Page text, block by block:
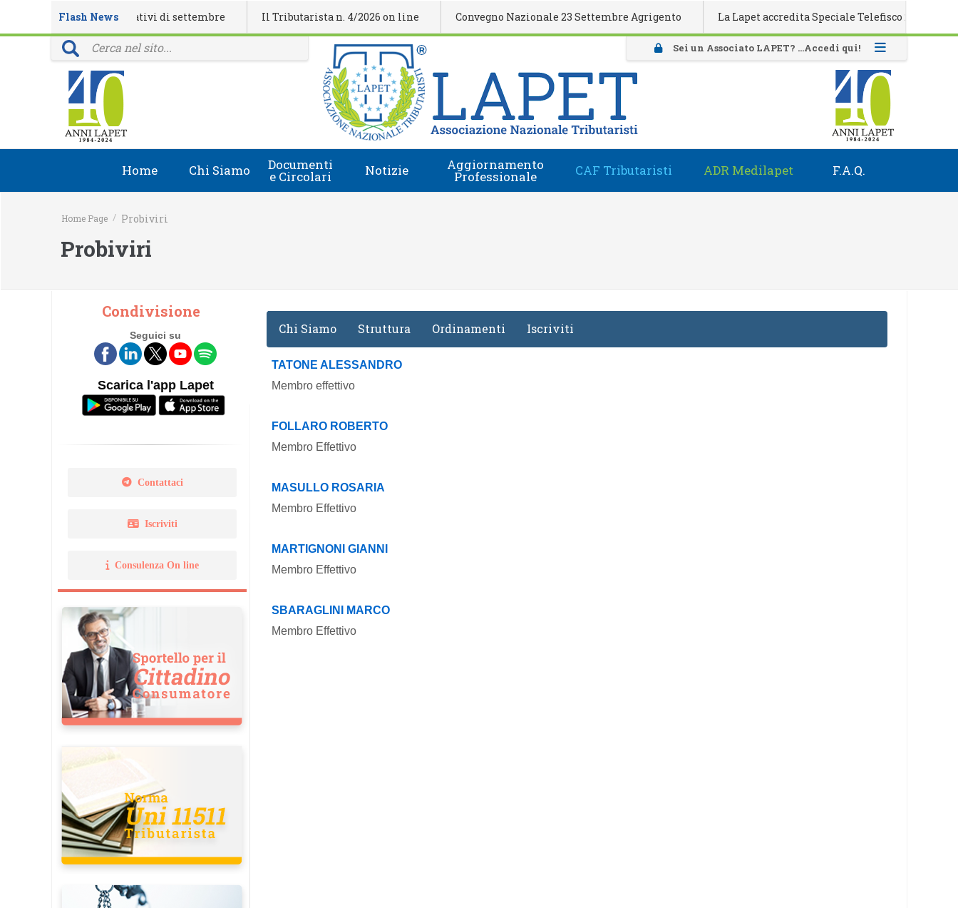
Home Chi Siamo
Contatti
Legge 14 gennaio 2013 N. 4
Norma Uni 11511
Documenti
e Circolari Notizie
Video
Aggiornamento
Professionale
Calendario Nazionale
CAF Tributaristi ADR Medilapet F.A.Q.
Probiviri
Home Page / Probiviri
Sei un Associato LAPET? ...Accedi qui!
Flash News
eventi formativi di settembre Il Tributarista n. 4/2026 on line Convegno Nazionale 23 Settembre Agrigento La Lapet accredita Speciale Telefisco 2026
40 anni della rivista Il Tributarista
Condivisione
Seguici su
Scarica l'app Lapet
Contattaci
Iscriviti
Consulenza On line
Chi Siamo Struttura Ordinamenti Iscriviti
TATONE ALESSANDRO
Membro effettivo
FOLLARO ROBERTO
Membro Effettivo
MASULLO ROSARIA
Membro Effettivo
MARTIGNONI GIANNI
Membro Effettivo
SBARAGLINI MARCO
Membro Effettivo